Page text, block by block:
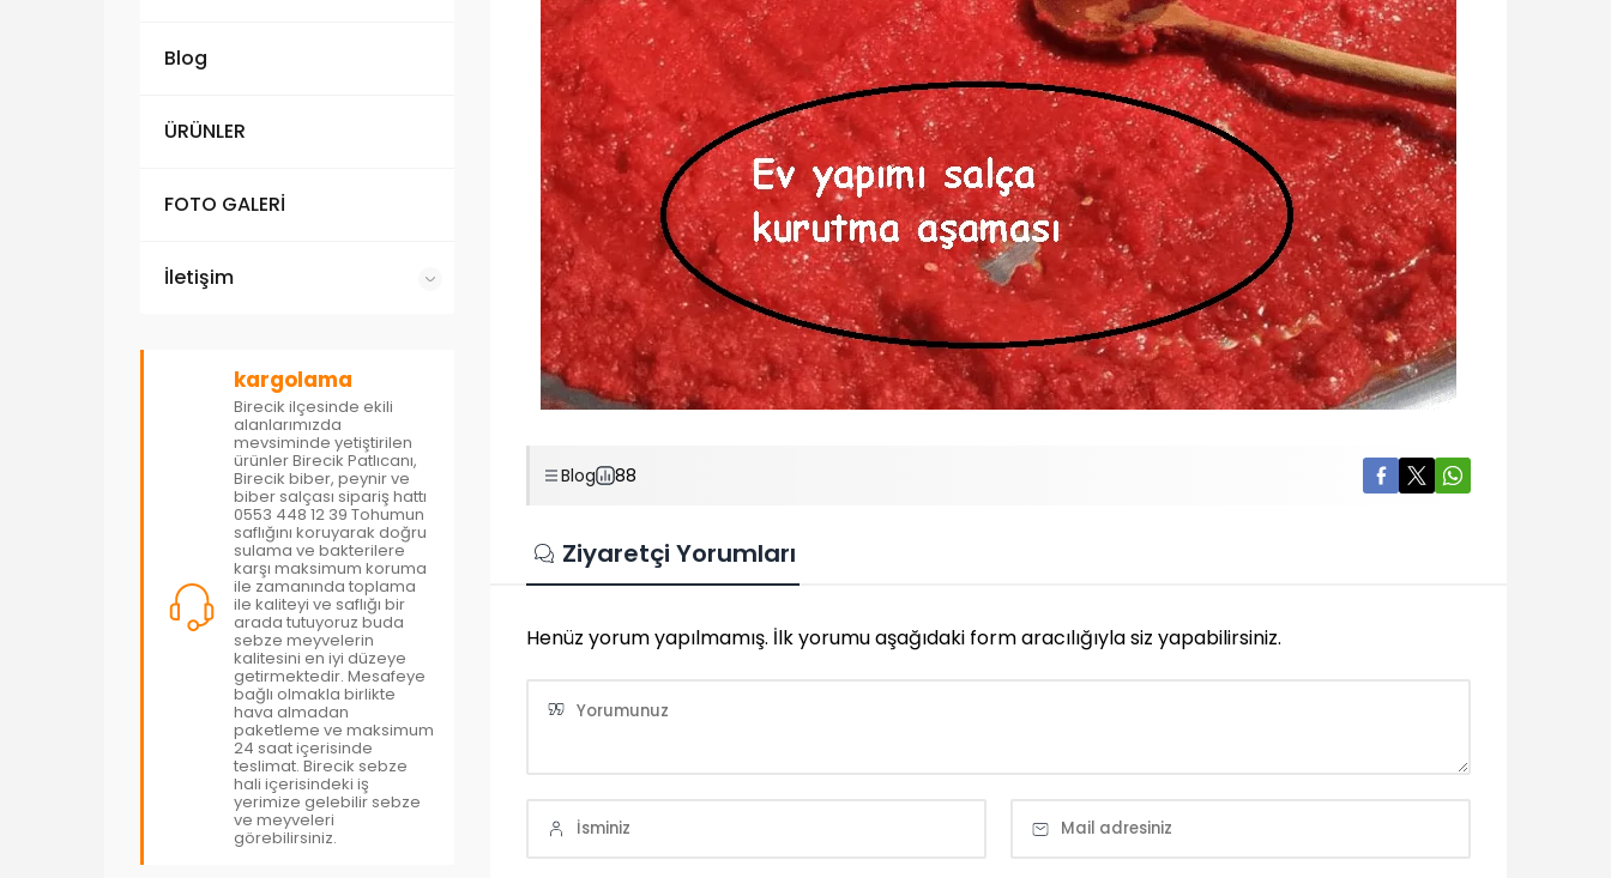
Blog 88
Ziyaretçi Yorumları
Henüz yorum yapılmamış. İlk yorumu aşağıdaki form aracılığıyla siz yapabilirsiniz.
Blog
ÜRÜNLER
FOTO GALERİ
İletişim
kargolama
Birecik ilçesinde ekili
alanlarımızda
mevsiminde yetiştirilen
ürünler Birecik Patlıcanı,
Birecik biber, peynir ve
biber salçası sipariş hattı
0553 448 12 39 Tohumun
saflığını koruyarak doğru
sulama ve bakterilere
karşı maksimum koruma
ile zamanında toplama
ile kaliteyi ve saflığı bir
arada tutuyoruz buda
sebze meyvelerin
kalitesini en iyi düzeye
getirmektedir. Mesafeye
bağlı olmakla birlikte
hava almadan
paketleme ve maksimum
24 saat içerisinde
teslimat. Birecik sebze
hali içerisindeki iş
yerimize gelebilir sebze
ve meyveleri
görebilirsiniz.